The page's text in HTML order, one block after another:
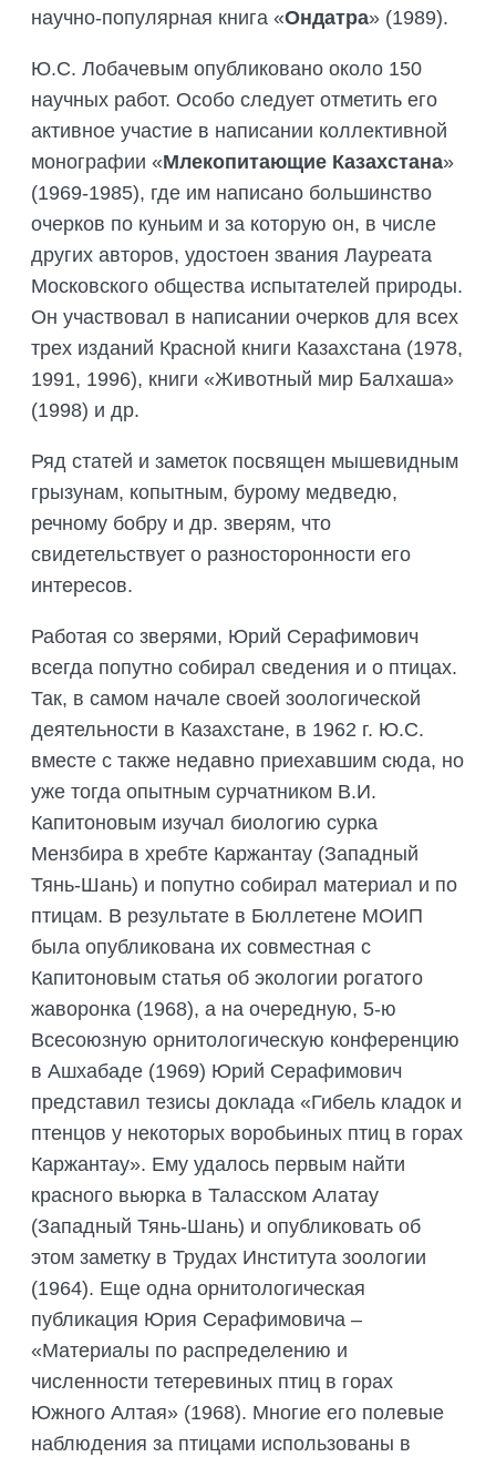
научно-популярная книга «Ондатра» (1989).
Ю.С. Лобачевым опубликовано около 150
научных работ. Особо следует отметить его
активное участие в написании коллективной
монографии «Млекопитающие Казахстана»
(1969-1985), где им написано большинство
очерков по куньим и за которую он, в числе
других авторов, удостоен звания Лауреата
Московского общества испытателей природы.
Он участвовал в написании очерков для всех
трех изданий Красной книги Казахстана (1978,
1991, 1996), книги «Животный мир Балхаша»
(1998) и др.
Ряд статей и заметок посвящен мышевидным
грызунам, копытным, бурому медведю,
речному бобру и др. зверям, что
свидетельствует о разносторонности его
интересов.
Работая со зверями, Юрий Серафимович
всегда попутно собирал сведения и о птицах.
Так, в самом начале своей зоологической
деятельности в Казахстане, в 1962 г. Ю.С.
вместе с также недавно приехавшим сюда, но
уже тогда опытным сурчатником В.И.
Капитоновым изучал биологию сурка
Мензбира в хребте Каржантау (Западный
Тянь-Шань) и попутно собирал материал и по
птицам. В результате в Бюллетене МОИП
была опубликована их совместная с
Капитоновым статья об экологии рогатого
жаворонка (1968), а на очередную, 5-ю
Всесоюзную орнитологическую конференцию
в Ашхабаде (1969) Юрий Серафимович
представил тезисы доклада «Гибель кладок и
птенцов у некоторых воробьиных птиц в горах
Каржантау». Ему удалось первым найти
красного вьюрка в Таласском Алатау
(Западный Тянь-Шань) и опубликовать об
этом заметку в Трудах Института зоологии
(1964). Еще одна орнитологическая
публикация Юрия Серафимовича –
«Материалы по распределению и
численности тетеревиных птиц в горах
Южного Алтая» (1968). Многие его полевые
наблюдения за птицами использованы в